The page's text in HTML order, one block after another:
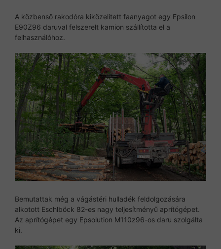
A közbenső rakodóra kiközelített faanyagot egy Epsilon
E90Z96 daruval felszerelt kamion szállította el a
felhasználóhoz.
Bemutattak még a vágástéri hulladék feldolgozására
alkotott Eschlböck 82-es nagy teljesítményű aprítógépet.
Az aprítógépet egy Epsolution M110z96-os daru szolgálta
ki.